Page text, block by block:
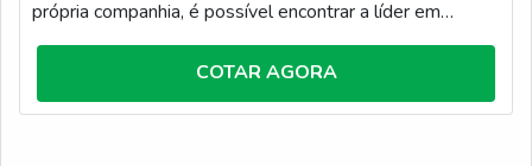
própria companhia, é possível encontrar a líder em
qualidade.Quando a questão é transporte e
movimentação de cargas, com os profissionais da
Sonatech Soluções Industriais o cliente conseguirá ótima
COTAR AGORA